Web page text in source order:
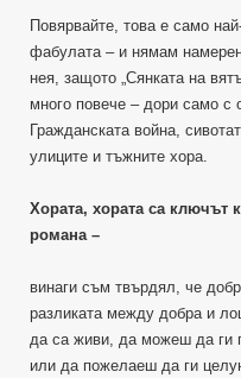
Повярвайте, това е само
фабулата – и нямам
нея, защото „Сянката на
много повече – дори само с
Гражданската война,
улиците и тъжните хора.
Хората, хората са ключът
романа –
винаги съм твърдял, че
разликата между добра и
да са живи, да можеш да ги
или да пожелаеш да ги